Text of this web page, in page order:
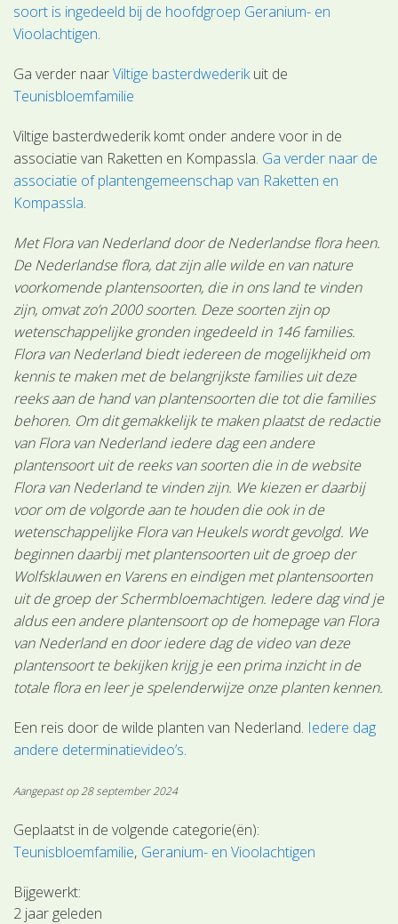
soort is ingedeeld bij de hoofdgroep Geranium- en
Vioolachtigen.
Ga verder naarViltige basterdwederikuit de
Teunisbloemfamilie
Viltige basterdwederik komt onder andere voor in de
associatie van Raketten en Kompassla. Ga verder naar de
associatie of plantengemeenschap van Raketten en
Kompassla.
Met Flora van Nederland door de Nederlandse flora heen.
De Nederlandse flora, dat zijn alle wilde en van nature
voorkomende plantensoorten, die in ons land te vinden
zijn, omvat zo’n 2000 soorten. Deze soorten zijn op
wetenschappelijke gronden ingedeeld in 146 families.
Flora van Nederland biedt iedereen de mogelijkheid om
kennis te maken met de belangrijkste families uit deze
reeks aan de hand van plantensoorten die tot die families
behoren. Om dit gemakkelijk te maken plaatst de redactie
van Flora van Nederland iedere dag een andere
plantensoort uit de reeks van soorten die in de website
Flora van Nederland te vinden zijn. We kiezen er daarbij
voor om de volgorde aan te houden die ook in de
wetenschappelijke Flora van Heukels wordt gevolgd. We
beginnen daarbij met plantensoorten uit de groep der
Wolfsklauwen en Varens en eindigen met plantensoorten
uit de groep der Schermbloemachtigen. Iedere dag vind je
aldus een andere plantensoort op de homepage van Flora
van Nederland en door iedere dag de video van deze
plantensoort te bekijken krijg je een prima inzicht in de
totale flora en leer je spelenderwijze onze planten kennen.
Een reis door de wilde planten van Nederland. Iedere dag
andere determinatievideo’s.
Aangepast op 28 september 2024
Geplaatst in de volgende categorie(ën):
Teunisbloemfamilie Geranium- en Vioolachtigen
Bijgewerkt:
2 jaar geleden